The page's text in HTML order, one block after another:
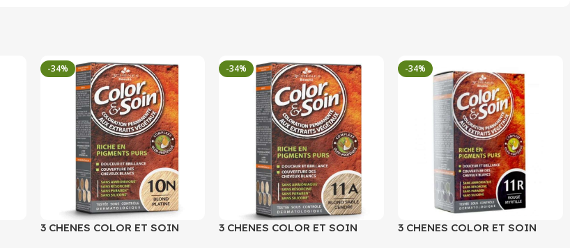
-34%
3 CHENES COLOR ET SOIN
-34%
3 CHENES COLOR ET SOIN
-34%
3 CHENES COLOR ET SOIN